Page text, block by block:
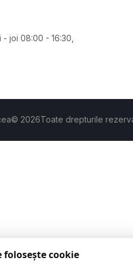
joi 08:00 - 16:30,
© 2026Toate drepturile
folosește cookie